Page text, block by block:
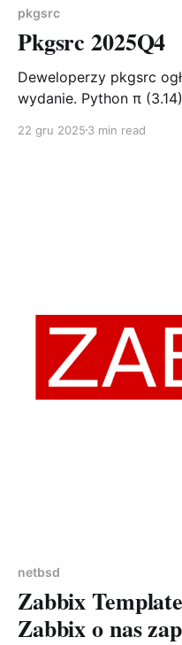
pkgsrc
Pkgsrc 2025Q4
Deweloperzy pkgsrc
wydanie. Python π
nostalgią. 112 nowych
22 gru 2025 3 min read
netbsd
Zabbix
Zabbix o nas